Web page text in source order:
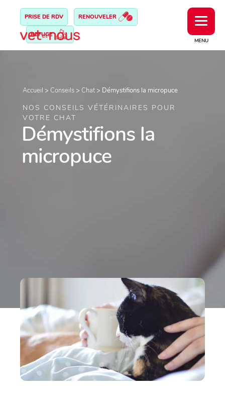
MENU
PRISE DE RDV RENOUVELER
REFUGE
Accueil > Conseils > Chat > Démystifions la micropuce
NOS CONSEILS VÉTÉRINAIRES POUR
VOTRE CHAT
Démystifions la
micropuce